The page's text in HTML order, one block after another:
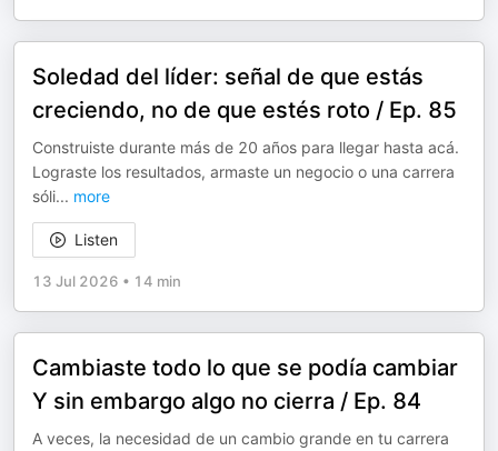
Soledad del líder: señal de que estás
creciendo, no de que estés roto / Ep. 85
Construiste durante más de 20 años para llegar hasta acá.
Lograste los resultados, armaste un negocio o una carrera
sóli... more
Listen
13 Jul 2026 • 14 min
Cambiaste todo lo que se podía cambiar
Y sin embargo algo no cierra / Ep. 84
A veces, la necesidad de un cambio grande en tu carrera